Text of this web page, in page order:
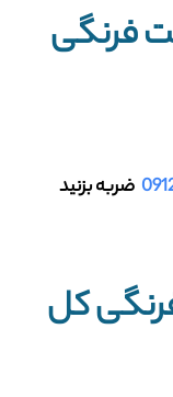
فرنگی
ضربه بزنید
کل